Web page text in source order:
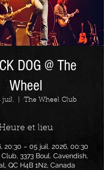
DOG @ The
Wheel
juil.
  |
The Wheel Club
et lieu
20:30 – 05 juil. 2026, 00:30
3373 Boul. Cavendish,
QC H4B 1N2, Canada